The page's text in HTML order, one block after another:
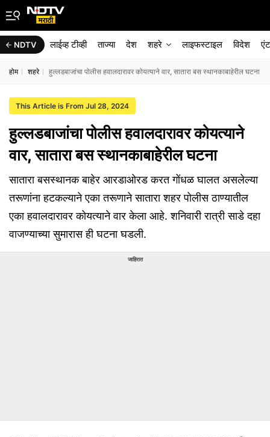
NDTV लाईव्ह टीव्ही ताज्या देश शहरे लाइफस्टाइल विदेश
होम शहरे हुल्लडबाजांचा पोलीस हवालदारावर कोयत्याने वार, सातारा बस स्थानकाबाहेरील घटना
This Article is From Jul 28, 2024
हुल्लडबाजांचा पोलीस हवालदारावर कोयत्याने
वार, सातारा बस स्थानकाबाहेरील घटना
सातारा बसस्थानक बाहेर आरडाओरड करत गोंधळ घालत असलेल्या
तरूणांना हटकल्याने एका तरूणाने सातारा शहर पोलीस ठाण्यातील
एका हवालदारावर कोयत्याने वार केला आहे. शनिवारी रात्री साडे दहा
वाजण्याच्या सुमारास ही घटना घडली.
जाहिरात